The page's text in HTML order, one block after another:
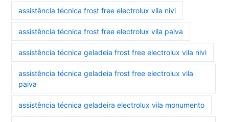
assistência técnica frost free electrolux vila nivi
assistência técnica frost free electrolux vila paiva
assistência técnica geladeia frost free electrolux vila nivi
assistência técnica geladeia frost free electrolux vila
paiva
assistência técnica geladeira electrolux vila monumento